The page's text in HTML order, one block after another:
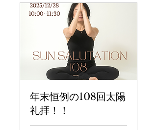
年末恒例の108回太陽
礼拝！！